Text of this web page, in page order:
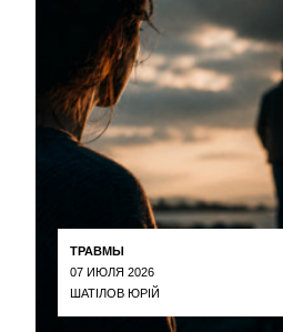
ТРАВМЫ
07 ИЮЛЯ 2026
ШАТІЛОВ ЮРІЙ